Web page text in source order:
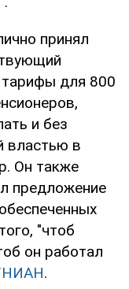
принял
тарифы для 800
и без
властью в
Он также
предложение
"чтоб
он работал
.